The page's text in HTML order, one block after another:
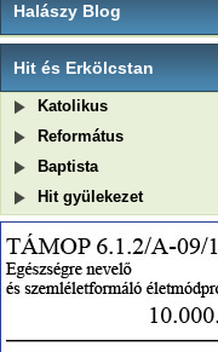
Halászy Blog
Hit és Erkölcstan
Katolikus
Református
Baptista
Hit gyülekezet